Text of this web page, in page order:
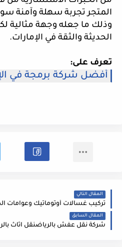
المتجر تجربة سهلة وآمنة
وذلك ما جعله وجهة مثالية
الحديثة والثقة في الإمارات.
تعرف على:
أفضل شركة برمجة في
المقال التالي
المقال السابق
شركة نقل عفش بالرياضنقل اثاث